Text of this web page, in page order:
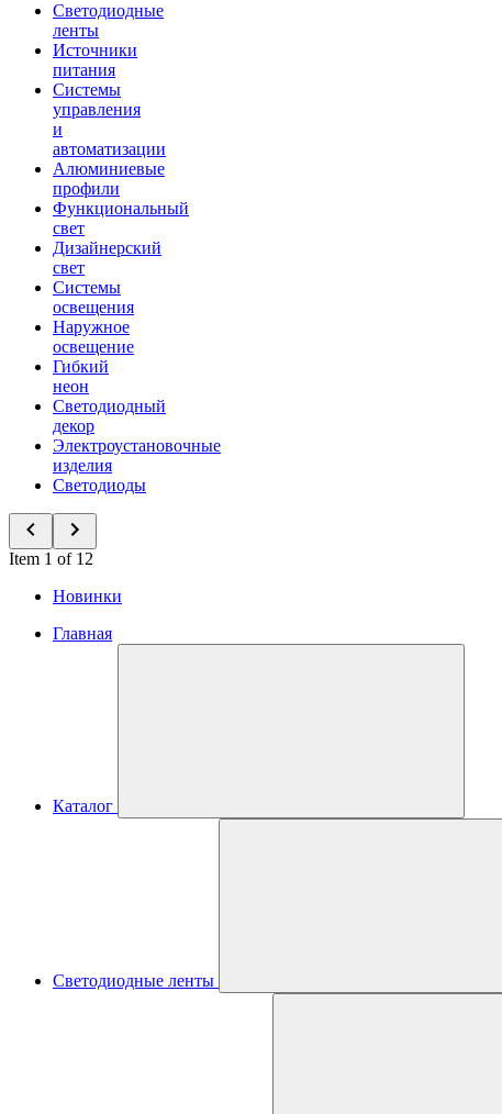
Светодиодные
ленты
Источники
питания
Системы
управления
и
автоматизации
Алюминиевые
профили
Функциональный
свет
Дизайнерский
свет
Системы
освещения
Наружное
освещение
Гибкий
неон
Светодиодный
декор
Электроустановочные
изделия
Светодиоды
Item 1 of 12
Новинки
Главная
Каталог
Светодиодные ленты